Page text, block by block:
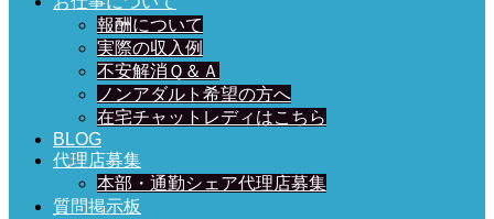
報酬について
実際の収入例
不安解消Ｑ＆Ａ
ノンアダルト希望の方へ
在宅チャットレディはこちら
BLOG
代理店募集
本部・通勤シェア代理店募集
質問掲示板